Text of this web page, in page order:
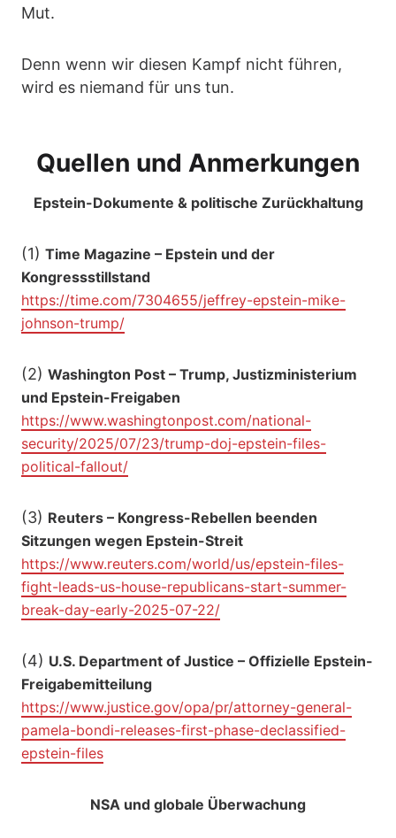
Mut.
Denn wenn wir diesen Kampf nicht führen,
wird es niemand für uns tun.
Quellen und Anmerkungen
Epstein-Dokumente & politische Zurückhaltung
(1) Time Magazine – Epstein und der
Kongressstillstand
https://time.com/7304655/jeffrey-epstein-mike-
johnson-trump/
(2) Washington Post – Trump, Justizministerium
und Epstein-Freigaben
https://www.washingtonpost.com/national-
security/2025/07/23/trump-doj-epstein-files-
political-fallout/
(3) Reuters – Kongress-Rebellen beenden
Sitzungen wegen Epstein-Streit
https://www.reuters.com/world/us/epstein-files-
fight-leads-us-house-republicans-start-summer-
break-day-early-2025-07-22/
(4) U.S. Department of Justice – Offizielle Epstein-
Freigabemitteilung
https://www.justice.gov/opa/pr/attorney-general-
pamela-bondi-releases-first-phase-declassified-
epstein-files
NSA und globale Überwachung